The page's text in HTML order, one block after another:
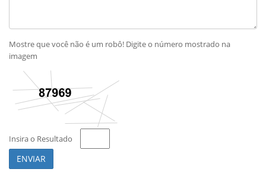
Mostre que você não é um robô! Digite o número mostrado na
imagem
Insira o Resultado
ENVIAR